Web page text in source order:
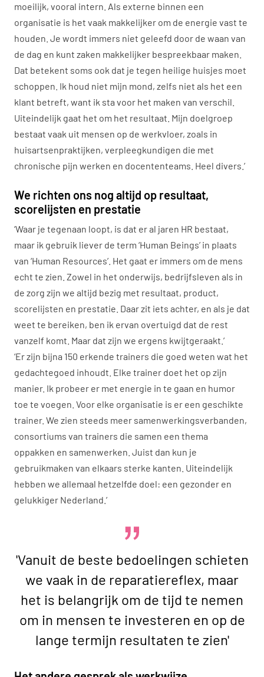
moeilijk, vooral intern. Als externe binnen een
organisatie is het vaak makkelijker om de energie vast te
houden. Je wordt immers niet geleefd door de waan van
de dag en kunt zaken makkelijker bespreekbaar maken.
Dat betekent soms ook dat je tegen heilige huisjes moet
schoppen. Ik houd niet mijn mond, zelfs niet als het een
klant betreft, want ik sta voor het maken van verschil.
Uiteindelijk gaat het om het resultaat. Mijn doelgroep
bestaat vaak uit mensen op de werkvloer, zoals in
huisartsenpraktijken, verpleegkundigen die met
chronische pijn werken en docententeams. Heel divers.’
We richten ons nog altijd op resultaat,
scorelijsten en prestatie
‘Waar je tegenaan loopt, is dat er al jaren HR bestaat,
maar ik gebruik liever de term ‘Human Beings’ in plaats
van ‘Human Resources’. Het gaat er immers om de mens
echt te zien. Zowel in het onderwijs, bedrijfsleven als in
de zorg zijn we altijd bezig met resultaat, product,
scorelijsten en prestatie. Daar zit iets achter, en als je dat
weet te bereiken, ben ik ervan overtuigd dat de rest
vanzelf komt. Maar dat zijn we ergens kwijtgeraakt.’
‘Er zijn bijna 150 erkende trainers die goed weten wat het
gedachtegoed inhoudt. Elke trainer doet het op zijn
manier. Ik probeer er met energie in te gaan en humor
toe te voegen. Voor elke organisatie is er een geschikte
trainer. We zien steeds meer samenwerkingsverbanden,
consortiums van trainers die samen een thema
oppakken en samenwerken. Juist dan kun je
gebruikmaken van elkaars sterke kanten. Uiteindelijk
hebben we allemaal hetzelfde doel: een gezonder en
gelukkiger Nederland.’
'Vanuit de beste bedoelingen schieten
we vaak in de reparatiereflex, maar
het is belangrijk om de tijd te nemen
om in mensen te investeren en op de
lange termijn resultaten te zien'